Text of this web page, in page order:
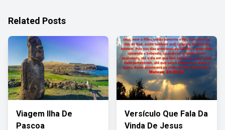
Related Posts
Viagem Ilha De
Pascoa
Versículo Que Fala Da
Vinda De Jesus